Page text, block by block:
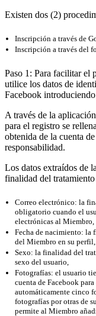
Existen dos (2)
Inscripción a través de
Inscripción a través del
Paso 1: Para facilitar el
utilice los datos de
Facebook
A través de la
para el registro se
obtenida de la cuenta
responsabilidad.
Los datos extraídos de
finalidad del
Correo electrónico: la
obligatorio cuando el
electrónicas al Miembro,
Fecha de nacimiento: la
del Miembro en su perfil,
Sexo: la finalidad del
sexo del usuario,
Fotografías: el usuario
cuenta de Facebook
automáticamente cinco
fotografías por otras de
permite al Miembro